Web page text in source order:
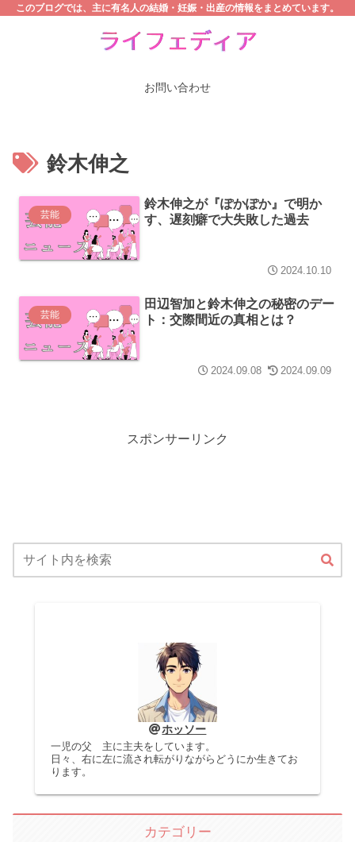
このブログでは、主に有名人の結婚・妊娠・出産の情報をまとめています。
お問い合わせ
鈴木伸之
芸能
鈴木伸之が『ぽかぽか』で明か
す、遅刻癖で大失敗した過去
2024.10.10
芸能
田辺智加と鈴木伸之の秘密のデー
ト：交際間近の真相とは？
2024.09.08 2024.09.09
スポンサーリンク
ホッソー
一児の父 主に主夫をしています。
日々、右に左に流され転がりながらどうにか生きてお
ります。
カテゴリー